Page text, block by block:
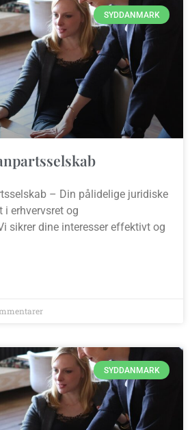
SYDDANMARK
– Din pålidelige juridiske
i erhvervsret og
sikrer dine interesser effektivt og
SYDDANMARK